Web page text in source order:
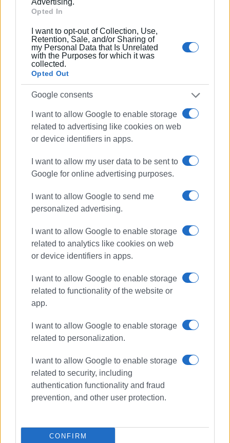
Opted In
I want to opt-out of Collection, Use,
Retention, Sale, and/or Sharing of
my Personal Data that Is Unrelated
with the Purposes for which it was
collected.
Opted Out
Google consents
I want to allow Google to enable storage
related to advertising like cookies on web
or device identifiers in apps.
I want to allow my user data to be sent to
Google for online advertising purposes.
I want to allow Google to send me
personalized advertising.
I want to allow Google to enable storage
related to analytics like cookies on web
or device identifiers in apps.
I want to allow Google to enable storage
related to functionality of the website or
app.
I want to allow Google to enable storage
related to personalization.
I want to allow Google to enable storage
related to security, including
authentication functionality and fraud
prevention, and other user protection.
CONFIRM
ΣΠΥΡΟΣ ΠΙΚΟΥΛΑΣ
Πτυχιούχος Οικονομικών του Πανεπιστημίου
Πειραιά. Συνεργάστηκε στο ξεκίνημα με την
«Αθλητική Πορεία της Κέρκυρας», ενώ από τις
Βήμα». Από το 1994 εκδότης - διευθυντής στα
«Κερκυραϊκά Σπορ» και από το 2000 και για 15
χρόνια στο «ΦΩΣ των ΣΠΟΡ». Από το 2015
συνεργάστηκε με την τηλεόραση του Corfu
Channel (στα πρώτα χρόνια λειτουργίας του) και
Start TV, συνολικά 15 χρόνια.
Facebook
Συνδρομητές στο e-paper